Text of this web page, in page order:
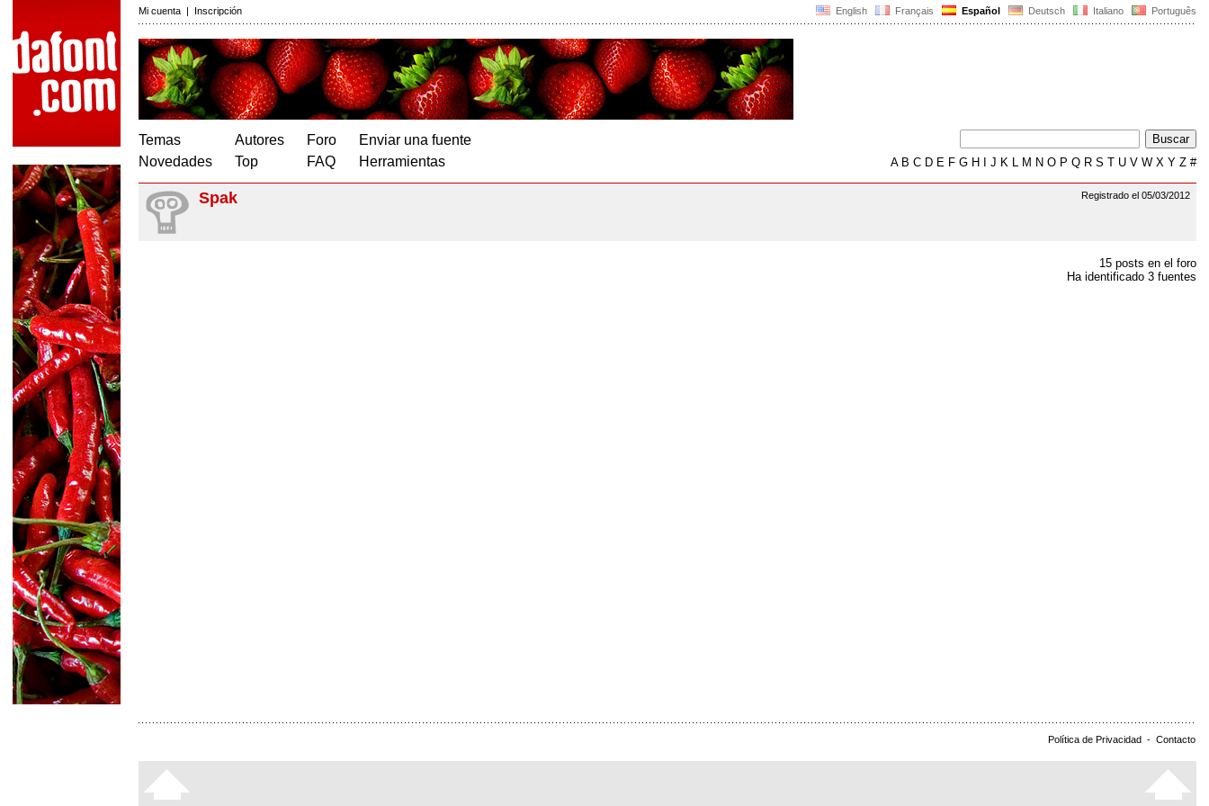
English Français Español Deutsch Italiano Português
Mi cuenta | Inscripción
Temas
Novedades
Autores
Top
Foro
FAQ
Enviar una fuente
Herramientas
AB C D E F G H J K L M N O P Q R S T U V W X Y Z #
Registrado el 05/03/2012
Spak
15 posts en el foro
Ha identificado 3 fuentes
Política de Privacidad - Contacto